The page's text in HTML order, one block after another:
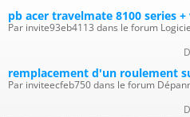
pb acer travelmate 8100 series +
Par invite93eb4113 dans le forum
remplacement d'un roulement
Par inviteecfeb750 dans le forum